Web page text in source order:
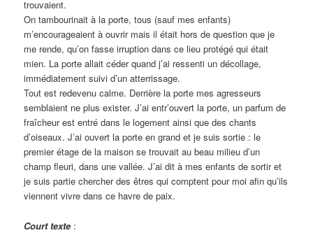
trouvaient.
On tambourinait à la porte, tous (sauf mes enfants)
m’encourageaient à ouvrir mais il était hors de question que je
me rende, qu’on fasse irruption dans ce lieu protégé qui était
mien. La porte allait céder quand j’ai ressenti un décollage,
immédiatement suivi d’un atterrissage.
Tout est redevenu calme. Derrière la porte mes agresseurs
semblaient ne plus exister. J’ai entr’ouvert la porte, un parfum de
fraîcheur est entré dans le logement ainsi que des chants
d’oiseaux. J’ai ouvert la porte en grand et je suis sortie : le
premier étage de la maison se trouvait au beau milieu d’un
champ fleuri, dans une vallée. J’ai dit à mes enfants de sortir et
je suis partie chercher des êtres qui comptent pour moi afin qu’ils
viennent vivre dans ce havre de paix.
Court texte :